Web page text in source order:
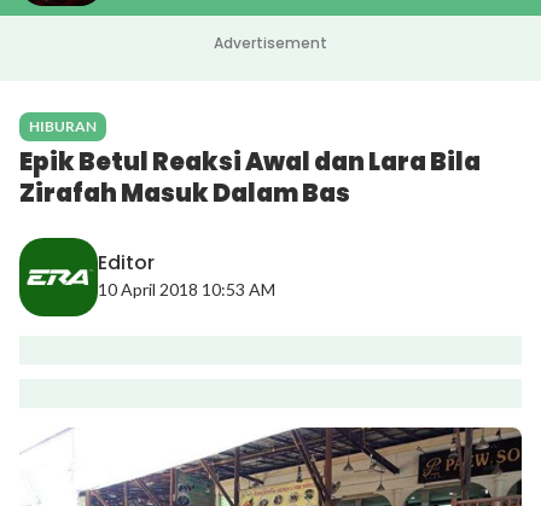
Advertisement
HIBURAN
Epik Betul Reaksi Awal dan Lara Bila
Zirafah Masuk Dalam Bas
Editor
10 April 2018 10:53 AM